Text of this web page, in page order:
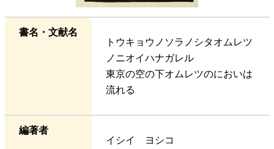
書名・文献名
トウキョウノソラノシタオムレツ
ノニオイハナガレル
東京の空の下オムレツのにおいは
流れる
編著者
イシイ ヨシコ